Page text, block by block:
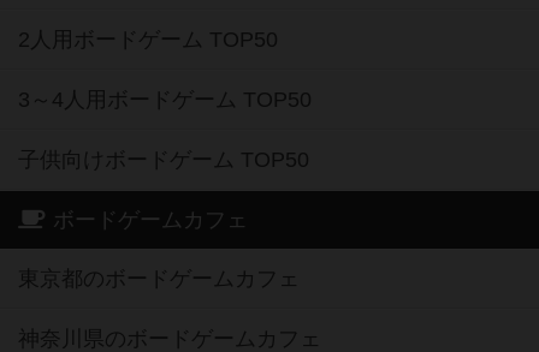
2人用ボードゲーム TOP50
3～4人用ボードゲーム TOP50
子供向けボードゲーム TOP50
ボードゲームカフェ
東京都のボードゲームカフェ
神奈川県のボードゲームカフェ